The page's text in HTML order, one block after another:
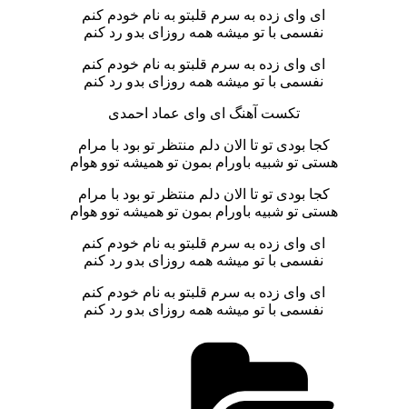
ای وای زده به سرم قلبتو به نام خودم کنم
نفسمی با تو میشه همه روزای بدو رد کنم
ای وای زده به سرم قلبتو به نام خودم کنم
نفسمی با تو میشه همه روزای بدو رد کنم
تکست آهنگ ای وای عماد احمدی
کجا بودی تو تا الان دلم منتظر تو بود با مرام
هستی تو شبیه باورام بمون تو همیشه توو هوام
کجا بودی تو تا الان دلم منتظر تو بود با مرام
هستی تو شبیه باورام بمون تو همیشه توو هوام
ای وای زده به سرم قلبتو به نام خودم کنم
نفسمی با تو میشه همه روزای بدو رد کنم
ای وای زده به سرم قلبتو به نام خودم کنم
نفسمی با تو میشه همه روزای بدو رد کنم